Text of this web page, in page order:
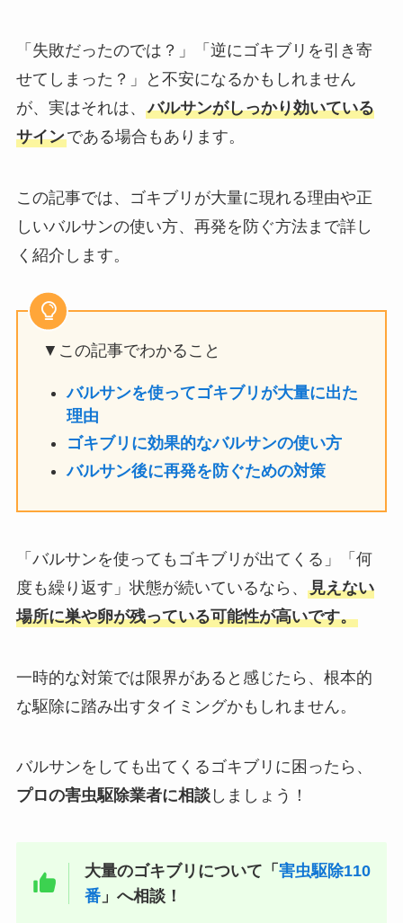
「失敗だったのでは？」「逆にゴキブリを引き寄
せてしまった？」と不安になるかもしれません
が、実はそれは、 バルサンがしっかり効いている
サインである場合もあります。
この記事では、ゴキブリが大量に現れる理由や正
しいバルサンの使い方、再発を防ぐ方法まで詳し
く紹介します。
▼この記事でわかること
バルサンを使ってゴキブリが大量に出た
理由
ゴキブリに効果的なバルサンの使い方
バルサン後に再発を防ぐための対策
「バルサンを使ってもゴキブリが出てくる」「何
度も繰り返す」状態が続いているなら、 見えない
場所に巣や卵が残っている可能性が高いです。
一時的な対策では限界があると感じたら、根本的
な駆除に踏み出すタイミングかもしれません。
バルサンをしても出てくるゴキブリに困ったら、
プロの害虫駆除業者に相談しましょう！
大量のゴキブリについて「害虫駆除110
番 」へ相談！